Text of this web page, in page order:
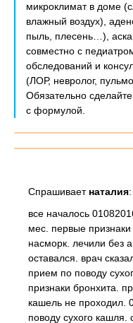
микроклимат в доме
влажный воздух),
пыль, плесень…),
совместно с
обследований и
(ЛОР, невролог,
Обязательно
с формулой.
Спрашивает наталия:
все началось
мес. первые
насморк. лечили без
оставался. врач
прием по поводу
признаки бронхита.
кашель не проходил.
поводу сухого кашля.